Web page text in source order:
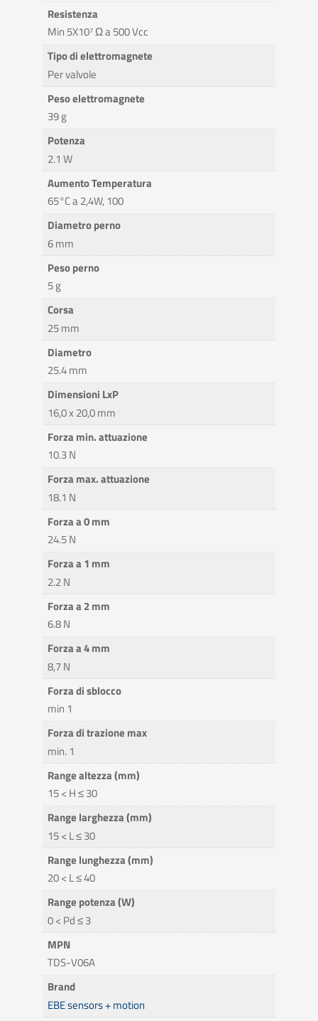
Resistenza
Min 5X10⁷ Ω a 500 Vcc
Tipo di elettromagnete
Per valvole
Peso elettromagnete
39 g
Potenza
2.1 W
Aumento Temperatura
65°C a 2,4W, 100
Diametro perno
6 mm
Peso perno
5 g
Corsa
25 mm
Diametro
25.4 mm
Dimensioni LxP
16,0 x 20,0 mm
Forza min. attuazione
10.3 N
Forza max. attuazione
18.1 N
Forza a 0 mm
24.5 N
Forza a 1 mm
2.2 N
Forza a 2 mm
6.8 N
Forza a 4 mm
8,7 N
Forza di sblocco
min 1
Forza di trazione max
min. 1
Range altezza (mm)
15 < H ≤ 30
Range larghezza (mm)
15 < L ≤ 30
Range lunghezza (mm)
20 < L ≤ 40
Range potenza (W)
0 < Pd ≤ 3
MPN
TDS-V06A
Brand
EBE sensors + motion